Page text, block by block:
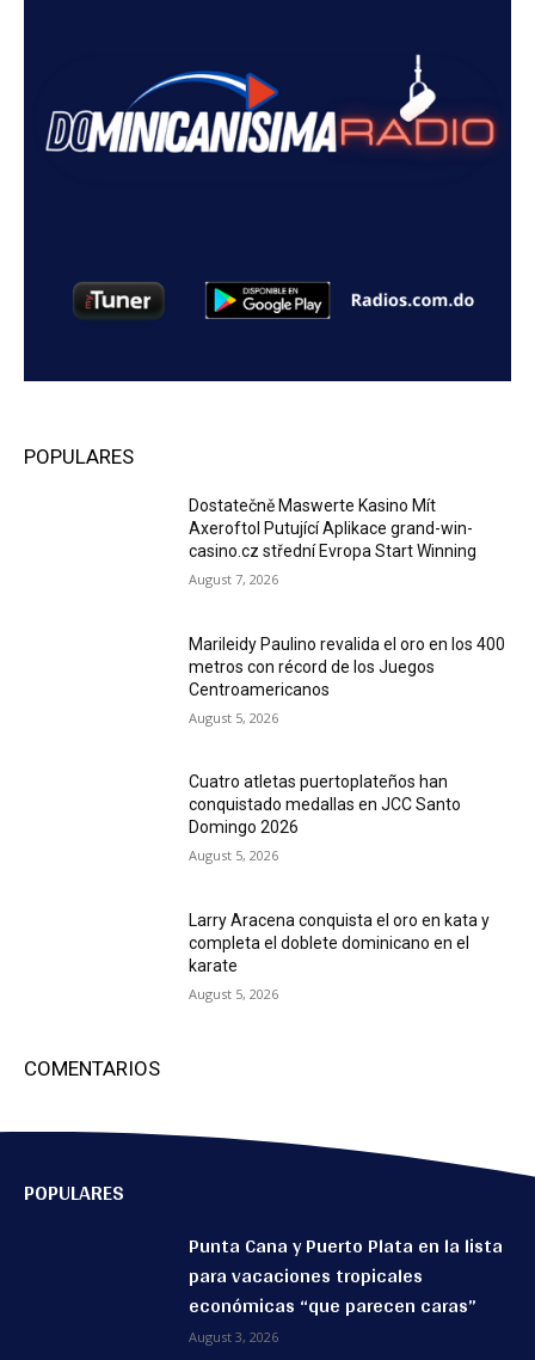
POPULARES
Dostatečně Maswerte Kasino Mít
Axeroftol Putující Aplikace grand-win-
casino.cz střední Evropa Start Winning
August 7, 2026
Marileidy Paulino revalida el oro en los 400
metros con récord de los Juegos
Centroamericanos
August 5, 2026
Cuatro atletas puertoplateños han
conquistado medallas en JCC Santo
Domingo 2026
August 5, 2026
Larry Aracena conquista el oro en kata y
completa el doblete dominicano en el
karate
August 5, 2026
COMENTARIOS
POPULARES
Punta Cana y Puerto Plata en la lista
para vacaciones tropicales
económicas “que parecen caras”
August 3, 2026